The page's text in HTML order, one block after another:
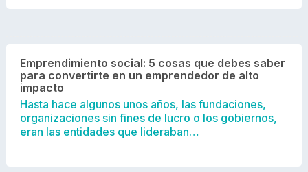
Emprendimiento social: 5 cosas que debes saber
para convertirte en un emprendedor de alto
impacto
Hasta hace algunos unos años, las fundaciones,
organizaciones sin fines de lucro o los gobiernos,
eran las entidades que lideraban…